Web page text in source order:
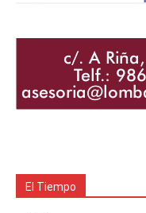
El Tiempo